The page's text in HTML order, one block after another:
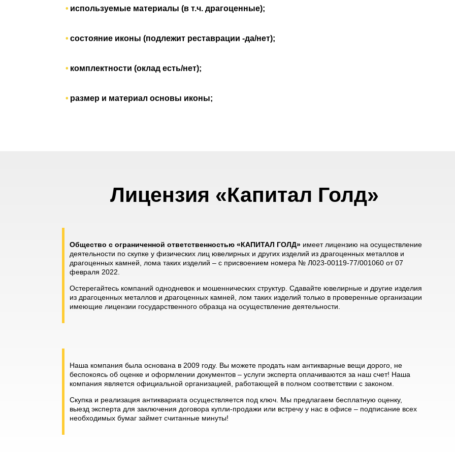
используемые материалы (в т.ч. драгоценные);
состояние иконы (подлежит реставрации -да/нет);
комплектности (оклад есть/нет);
размер и материал основы иконы;
Лицензия «Капитал Голд»
Общество с ограниченной ответственностью «КАПИТАЛ ГОЛД» имеет лицензию на осуществление
деятельности по скупке у физических лиц ювелирных и других изделий из драгоценных металлов и
драгоценных камней, лома таких изделий – с присвоением номера № Л023-00119-77/001060 от 07
февраля 2022.
Остерегайтесь компаний однодневок и мошеннических структур. Сдавайте ювелирные и другие изделия
из драгоценных металлов и драгоценных камней, лом таких изделий только в проверенные организации
имеющие лицензии государственного образца на осуществление деятельности.
Наша компания была основана в 2009 году. Вы можете продать нам антикварные вещи дорого, не
беспокоясь об оценке и оформлении документов – услуги эксперта оплачиваются за наш счет! Наша
компания является официальной организацией, работающей в полном соответствии с законом.
Скупка и реализация антиквариата осуществляется под ключ. Мы предлагаем бесплатную оценку,
выезд эксперта для заключения договора купли-продажи или встречу у нас в офисе – подписание всех
необходимых бумаг займет считанные минуты!